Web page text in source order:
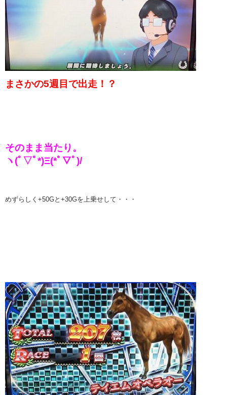
まさかの5週目で出走！？
そのまま当たり。
ヽ(ﾟ▽ﾟ*)Ξ(*ﾟ▽ﾟ)/
めずらしく+50Gと+30Gを上乗せして・・・